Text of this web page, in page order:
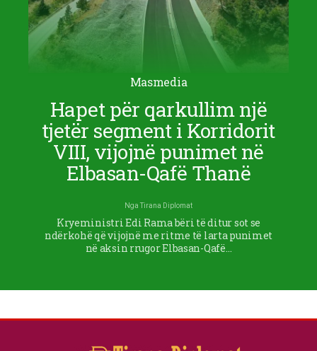
Masmedia
Hapet për qarkullim një
tjetër segment i Korridorit
VIII, vijojnë punimet në
Elbasan-Qafë Thanë
NgaTirana Diplomat
Kryeministri Edi Rama bëri të ditur sot se
ndërkohë që vijojnë me ritme të larta punimet
në aksin rrugor Elbasan-Qafë…